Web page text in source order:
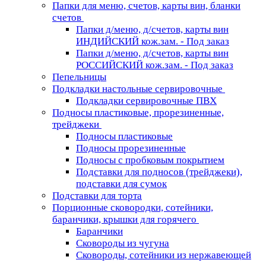
Папки для меню, счетов, карты вин, бланки
счетов
Папки д/меню, д/счетов, карты вин
ИНДИЙСКИЙ кож.зам. - Под заказ
Папки д/меню, д/счетов, карты вин
РОССИЙСКИЙ кож.зам. - Под заказ
Пепельницы
Подкладки настольные сервировочные
Подкладки сервировочные ПВХ
Подносы пластиковые, прорезиненные,
трейджеки
Подносы пластиковые
Подносы прорезиненные
Подносы с пробковым покрытием
Подставки для подносов (трейджеки),
подставки для сумок
Подставки для торта
Порционные сковородки, сотейники,
баранчики, крышки для горячего
Баранчики
Сковороды из чугуна
Сковороды, сотейники из нержавеющей